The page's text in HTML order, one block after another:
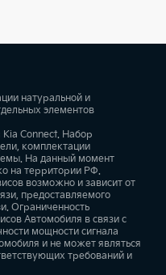
натуральной и
элементов
Connect. Набор
комплектации
На данный момент
на территории РФ.
возможно и зависит от
предоставляемого
Ограниченность
Автомобиля в связи с
мощности сигнала
и не может являться
требований и